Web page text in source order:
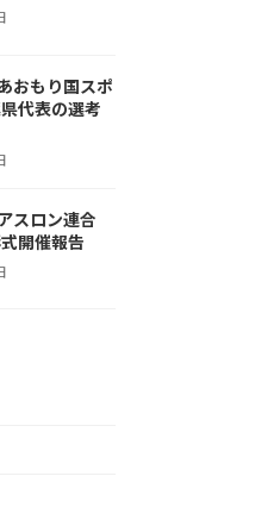
おもり国スポ
代表の選考
スロン連合
開催報告